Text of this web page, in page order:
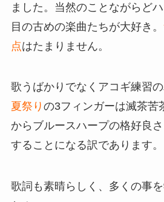
ました。当然のことながらど
目の古めの楽曲たちが大好き。
点はたまりません。
歌うばかりでなくアコギ練習の
夏祭り の3フィンガーは滅茶苦
からブルースハープの格好良
することになる訳であります。
歌詞も素晴らしく、多くの事